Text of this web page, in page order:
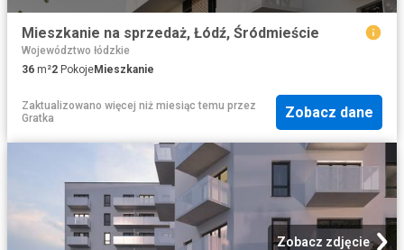
Mieszkanie na sprzedaż, Łódź, Śródmieście
Województwo łódzkie
36 m²2 PokojeMieszkanie
Zaktualizowano więcej niż miesiąc temu przez
Gratka
Zobacz dane
Zobacz zdjęcie